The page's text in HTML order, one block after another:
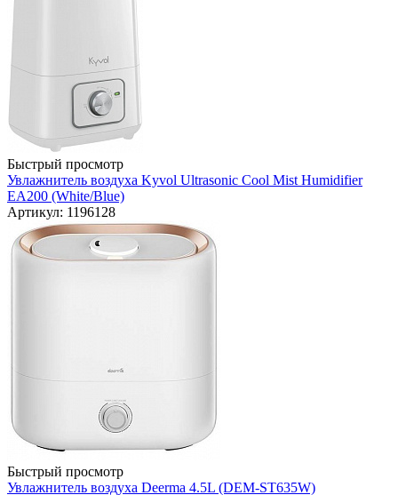
Быстрый просмотр
Увлажнитель воздуха Kyvol Ultrasonic Cool Mist Humidifier
EA200 (White/Blue)
Артикул: 1196128
Быстрый просмотр
Увлажнитель воздуха Deerma 4.5L (DEM-ST635W)